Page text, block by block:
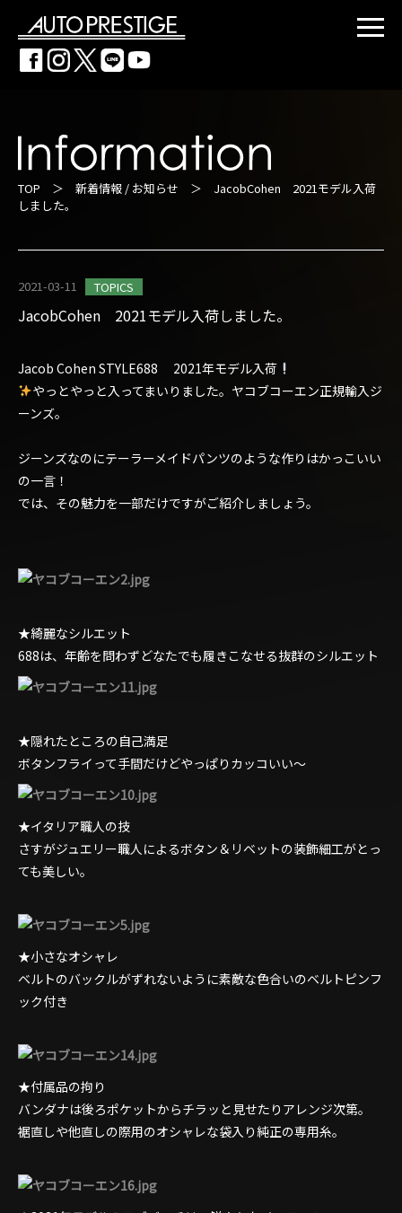
TOP ＞ 新着情報 / お知らせ ＞ JacobCohen 2021モデル入荷
しました。
2021-03-11 TOPICS
JacobCohen 2021モデル入荷しました。
Jacob Cohen STYLE688 2021年モデル入荷
やっとやっと入ってまいりました。ヤコブコーエン正規輸入ジ
ーンズ。
ジーンズなのにテーラーメイドパンツのような作りはかっこいい
の一言！
では、その魅力を一部だけですがご紹介しましょう。
★綺麗なシルエット
688は、年齢を問わずどなたでも履きこなせる抜群のシルエット
★隠れたところの自己満足
ボタンフライって手間だけどやっぱりカッコいい～
★イタリア職人の技
さすがジュエリー職人によるボタン＆リベットの装飾細工がとっ
ても美しい。
★小さなオシャレ
ベルトのバックルがずれないように素敵な色合いのベルトピンフ
ック付き
★付属品の拘り
バンダナは後ろポケットからチラッと見せたりアレンジ次第。
裾直しや他直しの際用のオシャレな袋入り純正の専用糸。